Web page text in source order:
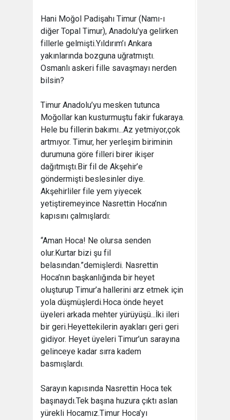
Hani Moğol Padişahı Timur (Namı-ı
diğer Topal Timur), Anadolu’ya gelirken
fillerle gelmişti.Yıldırım’ı Ankara
yakınlarında bozguna uğratmıştı.
Osmanlı askeri fille savaşmayı nerden
bilsin?
Timur Anadolu’yu mesken tutunca
Moğollar kan kusturmuştu fakir fukaraya.
Hele bu fillerin bakımı...Az yetmiyor,çok
artmıyor. Timur, her yerleşim biriminin
durumuna göre filleri birer ikişer
dağıtmıştı.Bir fil de Akşehir’e
göndermişti beslesinler diye.
Akşehirliler file yem yiyecek
yetiştiremeyince Nasrettin Hoca’nın
kapısını çalmışlardı:
“Aman Hoca! Ne olursa senden
olur.Kurtar bizi şu fil
belasından.”demişlerdi. Nasrettin
Hoca’nın başkanlığında bir heyet
oluşturup Timur’a hallerini arz etmek için
yola düşmüşlerdi.Hoca önde heyet
üyeleri arkada mehter yürüyüşü...İki ileri
bir geri.Heyettekilerin ayakları geri geri
gidiyor. Heyet üyeleri Timur’un sarayına
gelinceye kadar sırra kadem
basmışlardı.
Sarayın kapısında Nasrettin Hoca tek
başınaydı.Tek başına huzura çıktı aslan
yürekli Hocamız.Timur Hoca’yı